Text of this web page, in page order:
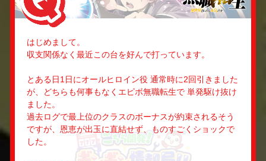
はじめまして。
収支関係なく最近この台を好んで打っています。
とある日1日にオールヒロイン役 通常時に2回引きました
が、どちらも何事もなくエピボ無職転生で 単発駆け抜け
ました。
過去ログで最上位のクラスのボーナスが約束されるそう
ですが、恩恵が出玉に直結せず、ものすごくショックで
した。